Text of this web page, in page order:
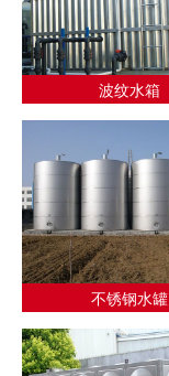
波纹水箱
不锈钢水罐